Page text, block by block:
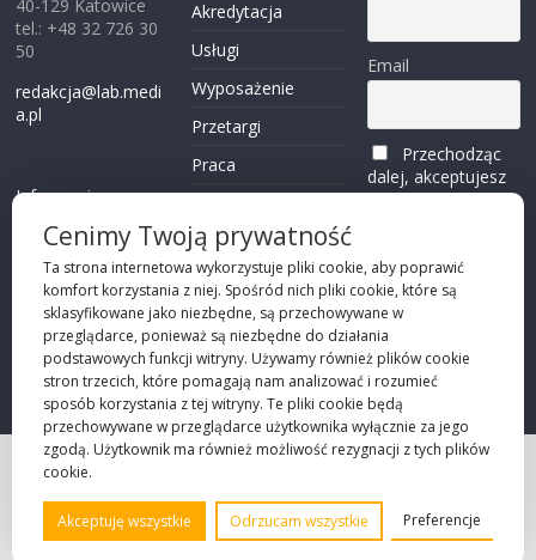
40-129 Katowice
tel.: +48 32 726 30
50
redakcja@lab.medi
a.pl
Informacje o
Przechodząc dalej,
akceptujeszpolity
kę prywatności
Akredytacja
Usługi
Wyposażenie
Przetargi
Praca
Kontakt
Email
Przechodząc
dalej, akceptujesz
politykę
©2026 Robie Sp. z o.o.
Cenimy Twoją prywatność
Ta strona internetowa wykorzystuje pliki cookie, aby poprawić
komfort korzystania z niej. Spośród nich pliki cookie, które są
sklasyfikowane jako niezbędne, są przechowywane w
przeglądarce, ponieważ są niezbędne do działania
podstawowych funkcji witryny. Używamy również plików cookie
stron trzecich, które pomagają nam analizować i rozumieć
sposób korzystania z tej witryny. Te pliki cookie będą
przechowywane w przeglądarce użytkownika wyłącznie za jego
zgodą. Użytkownik ma również możliwość rezygnacji z tych plików
cookie.
Akceptuję wszystkie Odrzucam wszystkie Preferencje